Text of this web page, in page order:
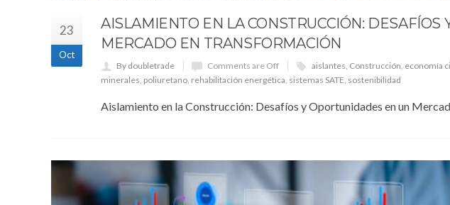
23
Oct
AISLAMIENTO EN LA CONSTRUCCIÓN:
MERCADO EN TRANSFORMACIÓN
By doubletrade Comments are Off aislantes Construcción economía
minerales poliuretano rehabilitación energética sistemas SATE sostenibilidad
Aislamiento en la Construcción: Desafíos y Oportunidades en un